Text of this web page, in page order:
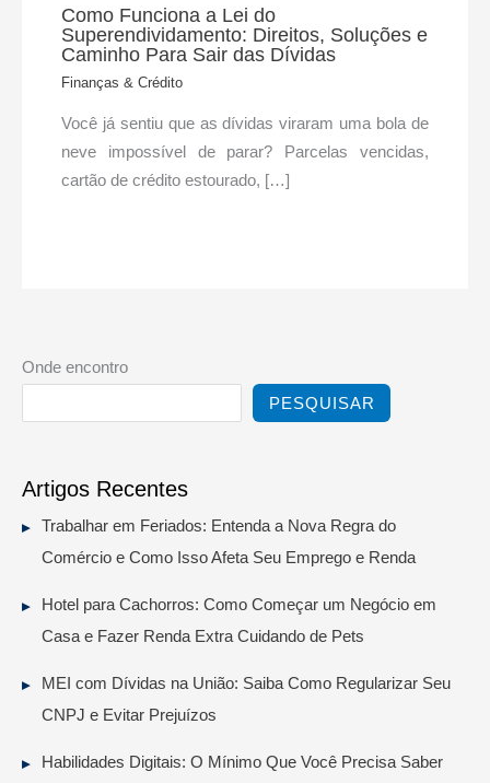
Como Funciona a Lei do
Superendividamento: Direitos, Soluções e
Caminho Para Sair das Dívidas
Finanças & Crédito
Você já sentiu que as dívidas viraram uma bola de
neve impossível de parar? Parcelas vencidas,
cartão de crédito estourado, […]
Onde encontro
PESQUISAR
Artigos Recentes
Trabalhar em Feriados: Entenda a Nova Regra do
Comércio e Como Isso Afeta Seu Emprego e Renda
Hotel para Cachorros: Como Começar um Negócio em
Casa e Fazer Renda Extra Cuidando de Pets
MEI com Dívidas na União: Saiba Como Regularizar Seu
CNPJ e Evitar Prejuízos
Habilidades Digitais: O Mínimo Que Você Precisa Saber